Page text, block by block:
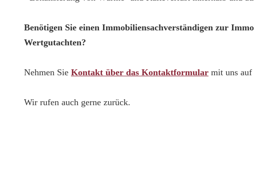
Benötigen Sie einen Immobiliensachverständigen zur
Wertgutachten?
Nehmen Sie Kontakt über das Kontaktformular mit uns auf
Wir rufen auch gerne zurück.